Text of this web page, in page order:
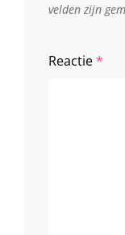
velden zijn
Reactie*